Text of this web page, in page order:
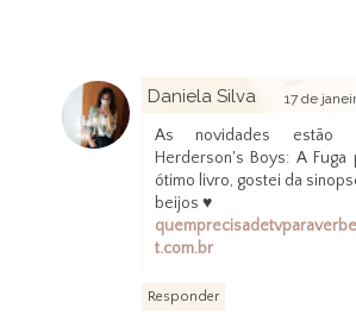
Daniela Silva 17 de
As novidades estão
Herderson's Boys: A
ótimo livro, gostei da
beijos ♥
t.com.br
Responder